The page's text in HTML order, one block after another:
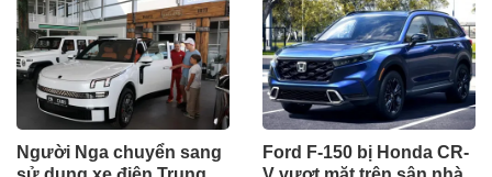
Người Nga chuyển sang
Ford F-150 bị Honda CR-